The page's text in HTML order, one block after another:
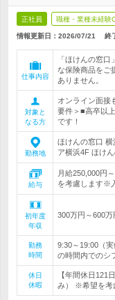
正社員 職種・業種未経験
情報更新日：2026/07/21 終
仕事内容
「ほけんの窓
な保険商品をご
ありません。
対象と
なる方
オンライン面接
要件＞■高卒以
です！
勤務地
ほけんの窓口 横
ア横浜4F ほけ
給与
月給250,000円
を考慮します※
初年度
年収
300万円～600万
勤務
時間
9:30～19:00（
の時間内でのシ
休日
休暇
【年間休日121
み） ※希望を考